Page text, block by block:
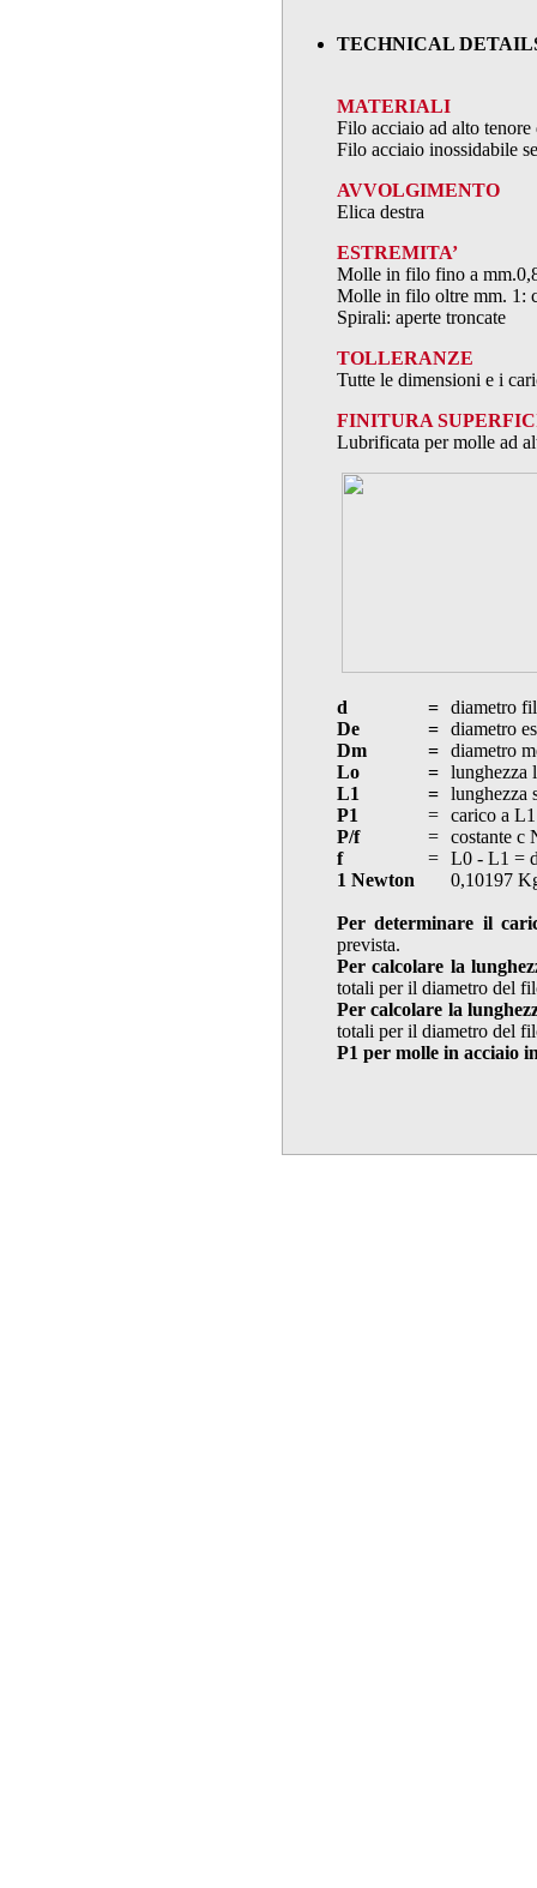
TECHNICAL
MATERIALI
Filo acciaio ad alto
Filo acciaio inossidabile
AVVOLGIMENTO
Elica destra
ESTREMITA’
Molle in filo fino a
Molle in filo oltre mm. 1:
Spirali: aperte troncate
TOLLERANZE
Tutte le dimensioni e i
FINITURA
Lubrificata per molle ad
d =
diametro
De
=
diametro
Dm
=
diametro
Lo
=
lunghezza
L1
=
lunghezza
P1
=
carico a L1
P/f
=
costante c
f
=
L0 - L1 =
1 Newton
0,10197
Per determinare il
prevista.
Per calcolare la
totali per il diametro del
Per calcolare la
totali per il diametro del
P1 per molle in acciaio